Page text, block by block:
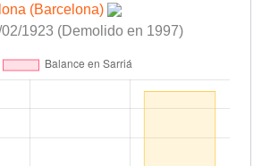
90'
(Barcelona)
02/1923 (Demolido en 1997)